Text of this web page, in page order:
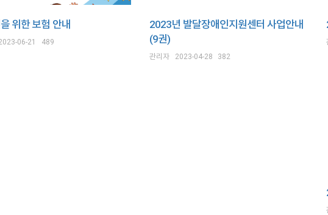
위한 보험 안내
06-21 489
2023년 발달장애인지원센터 사업안내
(9권)
관리자 2023-04-28 382